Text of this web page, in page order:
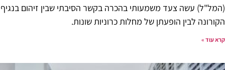
(המל"ל) עשה צעד משמעותי בהכרה בקשר הסיבתי שבין זיהום בנגיף
הקורונה לבין הופעתן של מחלות כרוניות שונות.
קרא עוד »